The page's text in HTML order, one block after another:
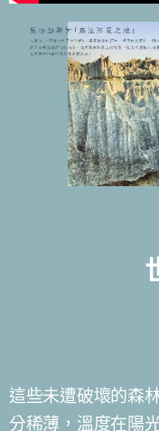
這些未遭破壞的森
分稀薄，溫度在陽